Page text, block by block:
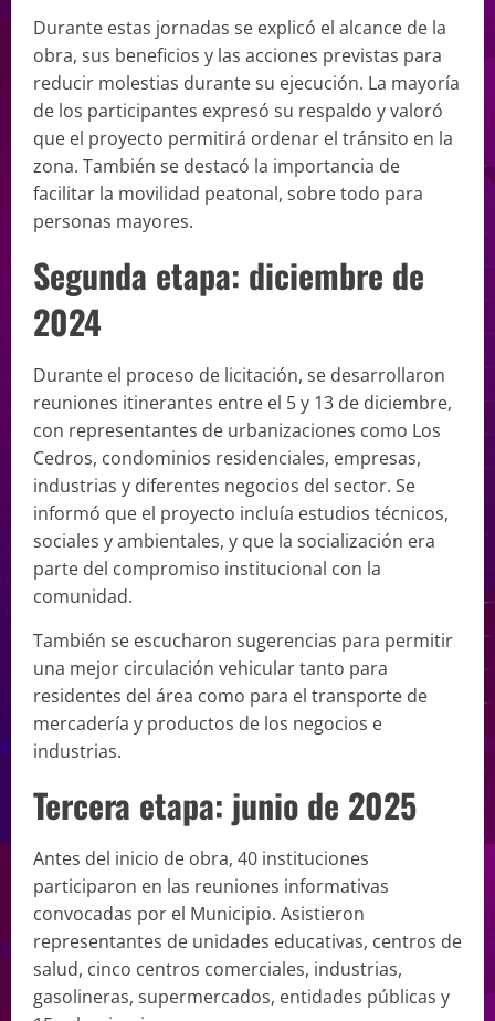
Durante estas jornadas se explicó el alcance de la
obra, sus beneficios y las acciones previstas para
reducir molestias durante su ejecución. La mayoría
de los participantes expresó su respaldo y valoró
que el proyecto permitirá ordenar el tránsito en la
zona. También se destacó la importancia de
facilitar la movilidad peatonal, sobre todo para
personas mayores.
Segunda etapa: diciembre de
2024
Durante el proceso de licitación, se desarrollaron
reuniones itinerantes entre el 5 y 13 de diciembre,
con representantes de urbanizaciones como Los
Cedros, condominios residenciales, empresas,
industrias y diferentes negocios del sector. Se
informó que el proyecto incluía estudios técnicos,
sociales y ambientales, y que la socialización era
parte del compromiso institucional con la
comunidad.
También se escucharon sugerencias para permitir
una mejor circulación vehicular tanto para
residentes del área como para el transporte de
mercadería y productos de los negocios e
industrias.
Tercera etapa: junio de 2025
Antes del inicio de obra, 40 instituciones
participaron en las reuniones informativas
convocadas por el Municipio. Asistieron
representantes de unidades educativas, centros de
salud, cinco centros comerciales, industrias,
gasolineras, supermercados, entidades públicas y